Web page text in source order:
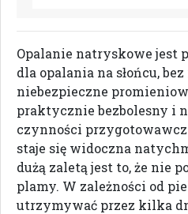
Opalanie natryskowe jest
dla opalania na słońcu,
niebezpieczne
praktycznie bezbolesny i
czynności
staje się widoczna
dużą zaletą jest to, że nie
plamy. W zależności od
utrzymywać przez kilka